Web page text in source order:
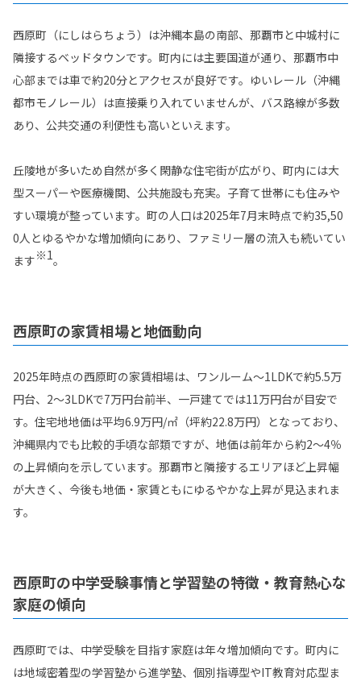
西原町（にしはらちょう）は沖縄本島の南部、那覇市と中城村に
隣接するベッドタウンです。町内には主要国道が通り、那覇市中
心部までは車で約20分とアクセスが良好です。ゆいレール（沖縄
都市モノレール）は直接乗り入れていませんが、バス路線が多数
あり、公共交通の利便性も高いといえます。
丘陵地が多いため自然が多く閑静な住宅街が広がり、町内には大
型スーパーや医療機関、公共施設も充実。子育て世帯にも住みや
すい環境が整っています。町の人口は2025年7月末時点で約35,50
0人とゆるやかな増加傾向にあり、ファミリー層の流入も続いてい
ます※1。
西原町の家賃相場と地価動向
2025年時点の西原町の家賃相場は、ワンルーム～1LDKで約5.5万
円台、2～3LDKで7万円台前半、一戸建てでは11万円台が目安で
す。住宅地地価は平均6.9万円/㎡（坪約22.8万円）となっており、
沖縄県内でも比較的手頃な部類ですが、地価は前年から約2～4％
の上昇傾向を示しています。那覇市と隣接するエリアほど上昇幅
が大きく、今後も地価・家賃ともにゆるやかな上昇が見込まれま
す。
西原町の中学受験事情と学習塾の特徴・教育熱心な
家庭の傾向
西原町では、中学受験を目指す家庭は年々増加傾向です。町内に
は地域密着型の学習塾から進学塾、個別指導型やIT教育対応型ま